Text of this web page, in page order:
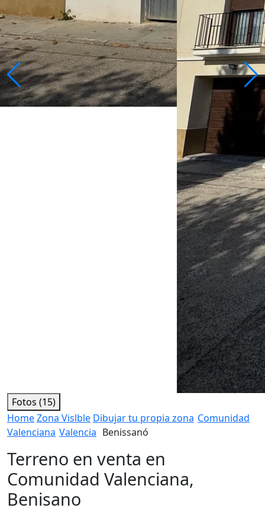
Fotos (15)
HomeZona Vislble Dibujar tu propia zona Comunidad
Valenciana Valencia Benissanó
Terreno en venta en
Comunidad Valenciana,
Benisano